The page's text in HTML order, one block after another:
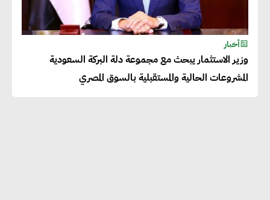
أخبار
وزير الاستثمار يبحث مع مجموعة دلة البركة السعودية
المشروعات الحالية والمستقبلية بالسوق المصري